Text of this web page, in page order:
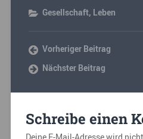
Gesellschaft, Leben
Vorheriger Beitrag
Nächster Beitrag
Schreibe einen